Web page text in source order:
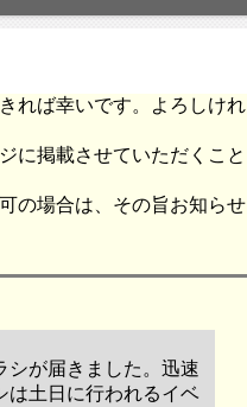
れば幸いです。よろしけれ
に掲載させていただくこと
の場合は、その旨お知らせ
シが届きました。迅速
は土日に行われるイベ